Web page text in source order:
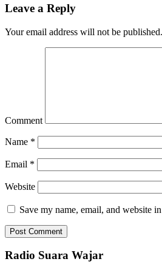
Leave a Reply
Your email address will not be published.
Comment
Name *
Email *
Website
Save my name, email, and website
Radio Suara Wajar